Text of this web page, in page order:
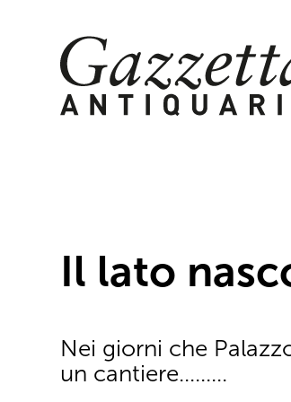
Skip
to
content
Il lato
Nei giorni che
un cantiere.........